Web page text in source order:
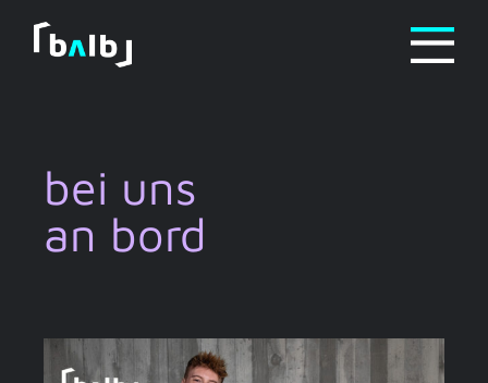
Inhalt
springen
bei uns
an bord